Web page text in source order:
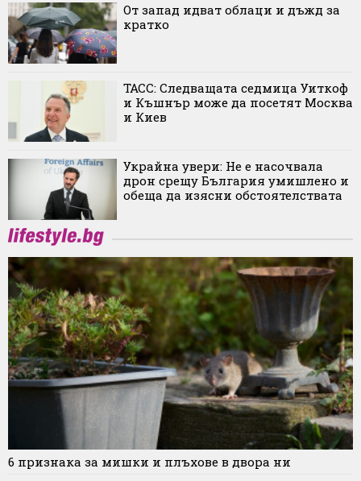
От запад идват облаци и дъжд за
кратко
ТАСС: Следващата седмица Уиткоф
и Къшнър може да посетят Москва
и Киев
Украйна увери: Не е насочвала
дрон срещу България умишлено и
обеща да изясни обстоятелствата
6 признака за мишки и плъхове в двора ни